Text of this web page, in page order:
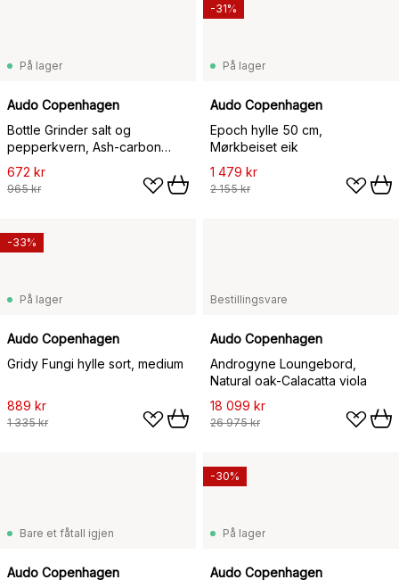
På lager
Audo Copenhagen
Bottle Grinder salt og
pepperkvern, Ash-carbon
(bøklokk)
672 kr
965 kr
På lager
Audo Copenhagen
Epoch hylle 50 cm,
Mørkbeiset eik
1 479 kr
2 155 kr
-31%
På lager
Audo Copenhagen
Gridy Fungi hylle sort, medium
889 kr
1 335 kr
-33%
Bestillingsvare
Audo Copenhagen
Androgyne Loungebord,
Natural oak-Calacatta viola
18 099 kr
26 975 kr
Bare et fåtall igjen
Audo Copenhagen
På lager
Audo Copenhagen
-30%